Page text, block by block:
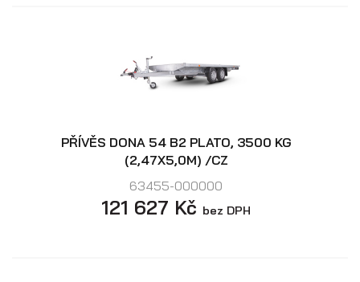
PŘÍVĚS DONA 54 B2 PLATO, 3500 KG
(2,47X5,0M) /CZ
63455-000000
121 627 Kč bez DPH